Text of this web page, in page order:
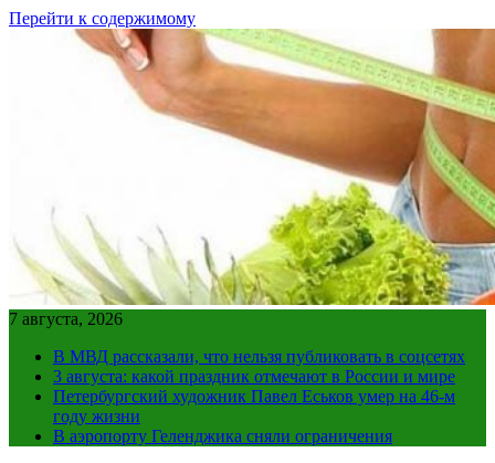
Перейти к содержимому
7 августа, 2026
В МВД рассказали, что нельзя публиковать в соцсетях
3 августа: какой праздник отмечают в России и мире
Петербургский художник Павел Еськов умер на 46-м
году жизни
В аэропорту Геленджика сняли ограничения